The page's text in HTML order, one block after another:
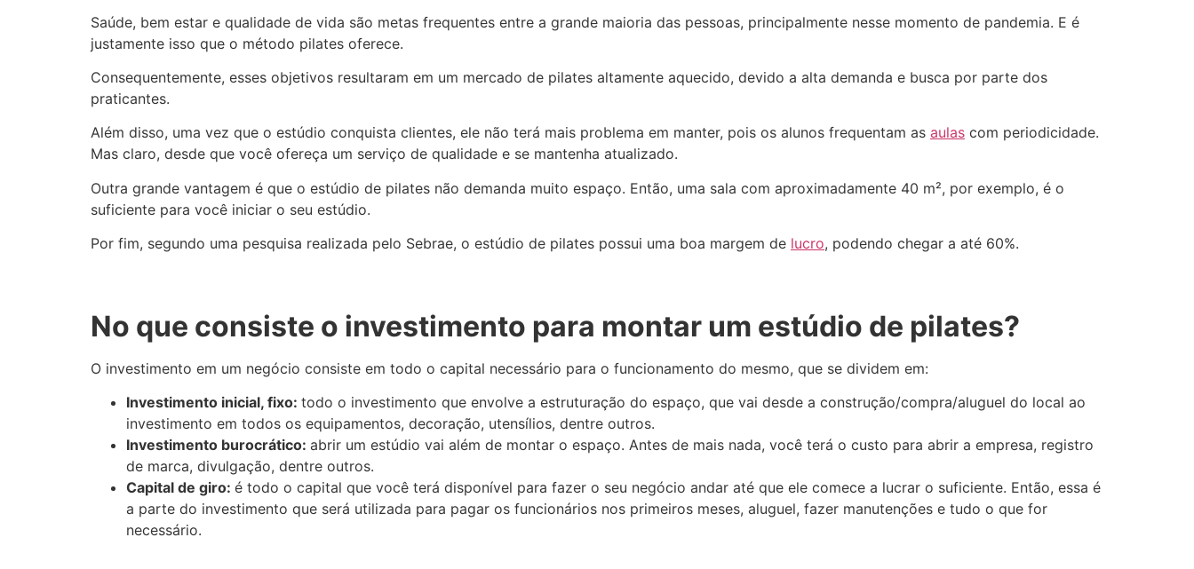
Saúde, bem estar e qualidade de vida são metas frequentes entre a grande maioria das pessoas, principalmente nesse momento de pandemia. E é
justamente isso que o método pilates oferece.
Consequentemente, esses objetivos resultaram em um mercado de pilates altamente aquecido, devido a alta demanda e busca por parte dos
praticantes.
Além disso, uma vez que o estúdio conquista clientes, ele não terá mais problema em manter, pois os alunos frequentam as aulas com periodicidade.
Mas claro, desde que você ofereça um serviço de qualidade e se mantenha atualizado.
Outra grande vantagem é que o estúdio de pilates não demanda muito espaço. Então, uma sala com aproximadamente 40 m², por exemplo, é o
suficiente para você iniciar o seu estúdio.
Por fim, segundo uma pesquisa realizada pelo Sebrae, o estúdio de pilates possui uma boa margem de lucro, podendo chegar a até 60%.
No que consiste o investimento para montar um estúdio de pilates?
O investimento em um negócio consiste em todo o capital necessário para o funcionamento do mesmo, que se dividem em:
Investimento inicial, fixo: todo o investimento que envolve a estruturação do espaço, que vai desde a construção/compra/aluguel do local ao
investimento em todos os equipamentos, decoração, utensílios, dentre outros.
Investimento burocrático: abrir um estúdio vai além de montar o espaço. Antes de mais nada, você terá o custo para abrir a empresa, registro
de marca, divulgação, dentre outros.
Capital de giro: é todo o capital que você terá disponível para fazer o seu negócio andar até que ele comece a lucrar o suficiente. Então, essa é
a parte do investimento que será utilizada para pagar os funcionários nos primeiros meses, aluguel, fazer manutenções e tudo o que for
necessário.